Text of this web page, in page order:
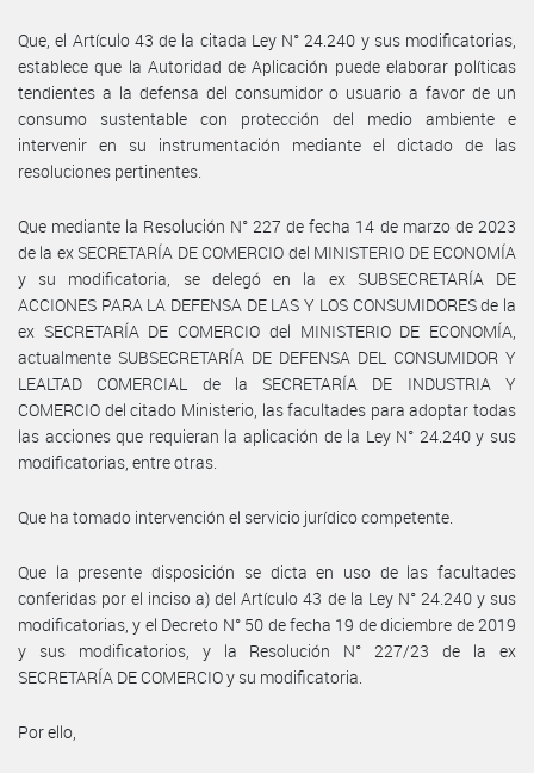
Que, el Artículo 43 de la citada Ley N° 24.240 y sus modificatorias,
establece que la Autoridad de Aplicación puede elaborar políticas
tendientes a la defensa del consumidor o usuario a favor de un
consumo sustentable con protección del medio ambiente e
intervenir en su instrumentación mediante el dictado de las
resoluciones pertinentes.
Que mediante la Resolución N° 227 de fecha 14 de marzo de 2023
de la ex SECRETARÍA DE COMERCIO del MINISTERIO DE ECONOMÍA
y su modificatoria, se delegó en la ex SUBSECRETARÍA DE
ACCIONES PARA LA DEFENSA DE LAS Y LOS CONSUMIDORES de la
ex SECRETARÍA DE COMERCIO del MINISTERIO DE ECONOMÍA,
actualmente SUBSECRETARÍA DE DEFENSA DEL CONSUMIDOR Y
LEALTAD COMERCIAL de la SECRETARÍA DE INDUSTRIA Y
COMERCIO del citado Ministerio, las facultades para adoptar todas
las acciones que requieran la aplicación de la Ley N° 24.240 y sus
modificatorias, entre otras.
Que ha tomado intervención el servicio jurídico competente.
Que la presente disposición se dicta en uso de las facultades
conferidas por el inciso a) del Artículo 43 de la Ley N° 24.240 y sus
modificatorias, y el Decreto N° 50 de fecha 19 de diciembre de 2019
y sus modificatorios, y la Resolución N° 227/23 de la ex
SECRETARÍA DE COMERCIO y su modificatoria.
Por ello,